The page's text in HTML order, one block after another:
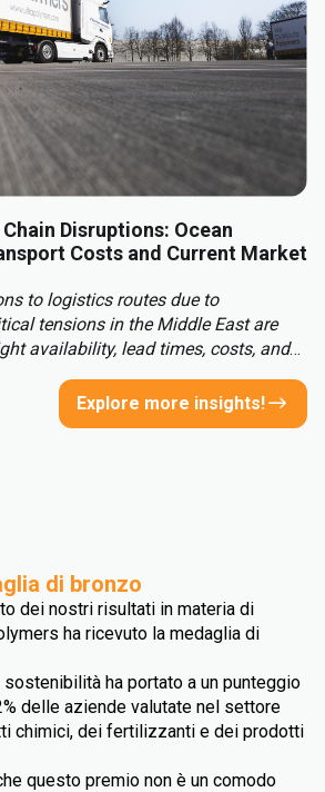
Disruptions: Ocean
Costs and Current Market
to logistics routes due to
tensions in the Middle East are
availability, lead times, costs, and
East, and other regions. With this,
costs are rising due to higher fuel
Explore more insights!
di bronzo
dei nostri risultati in materia di
ha ricevuto la medaglia di
ha portato a un punteggio
delle aziende valutate nel settore
chimici, dei fertilizzanti e dei prodotti
questo premio non è un comodo